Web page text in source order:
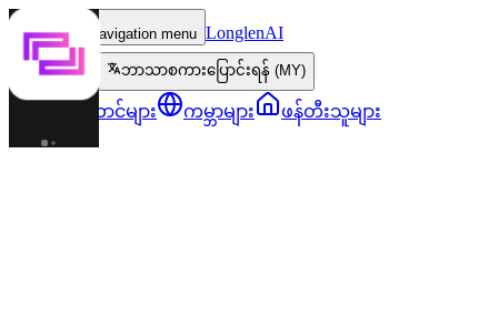
Toggle navigation menu LonglenAI
ဘာသာစကားပြောင်းရန် (MY)
ဇာတ်ကောင်များ ကမ္ဘာများ ဖန်တီးသူများ